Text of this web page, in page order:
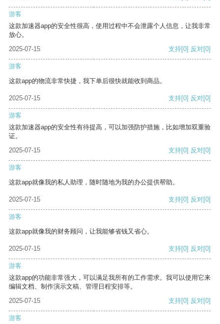
游客
这款加速器app的安全性很高，使用过程中不会泄露个人信息，让我非常
放心。
2025-07-15
支持[0] 反对[0]
游客
这款app的物流非常快捷，我下单后很快就能收到商品。
2025-07-15 支持[0] 反对[0]
游客
这款加速器app的安全性有待提高，可以加强防护措施，比如增加双重验
证。
2025-07-15
支持[0] 反对[0]
游客
这款app就像我的私人助理，随时随地为我的办公提供帮助。
2025-07-15 支持[0] 反对[0]
游客
这款app就像我的财务顾问，让我能够省钱又省心。
2025-07-15 支持[0] 反对[0]
游客
这款app的功能非常强大，可以满足我所有的工作需求。我可以使用它来
编辑文档、制作演示文稿、管理日程安排等。
2025-07-15
支持[0] 反对[0]
游客